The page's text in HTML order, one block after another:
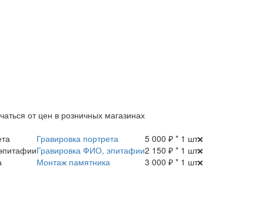
от цен в розничных магазинах
Гравировка портрета
5 000 ₽ * 1 шт
Гравировка ФИО, эпитафии2 150 ₽ * 1 шт
Монтаж памятника
3 000 ₽ * 1 шт